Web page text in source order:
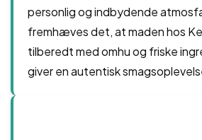
personlig og indbydende
fremhæves det, at maden hos
tilberedt med omhu og friske
giver en autentisk